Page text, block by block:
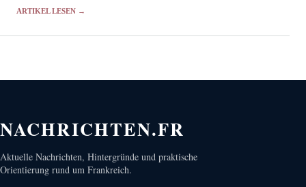
ARTIKEL LESEN →
NACHRICHTEN.FR
Aktuelle Nachrichten, Hintergründe und praktische
Orientierung rund um Frankreich.